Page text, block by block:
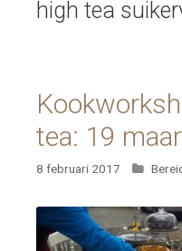
high tea
tea: 19
8 februari 2017